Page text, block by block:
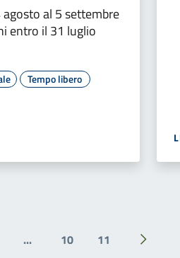
al 5 settembre
entro il 31 luglio
Tempo libero
... 10 11
Pagina